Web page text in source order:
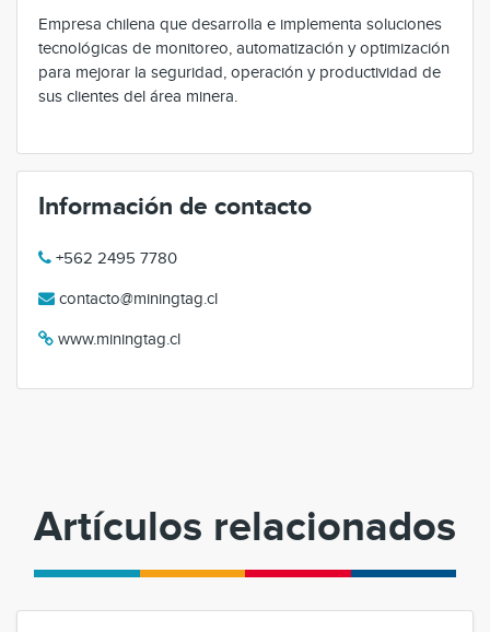
Empresa chilena que desarrolla e implementa soluciones
tecnológicas de monitoreo, automatización y optimización
para mejorar la seguridad, operación y productividad de
sus clientes del área minera.
Información de contacto
+562 2495 7780
contacto@miningtag.cl
www.miningtag.cl
Artículos relacionados